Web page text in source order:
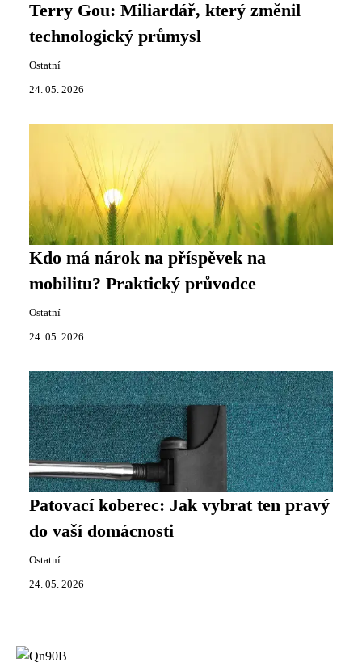
Terry Gou: Miliardář, který změnil
technologický průmysl
Ostatní
24. 05. 2026
Kdo má nárok na příspěvek na
mobilitu? Praktický průvodce
Ostatní
24. 05. 2026
Patovací koberec: Jak vybrat ten pravý
do vaší domácnosti
Ostatní
24. 05. 2026